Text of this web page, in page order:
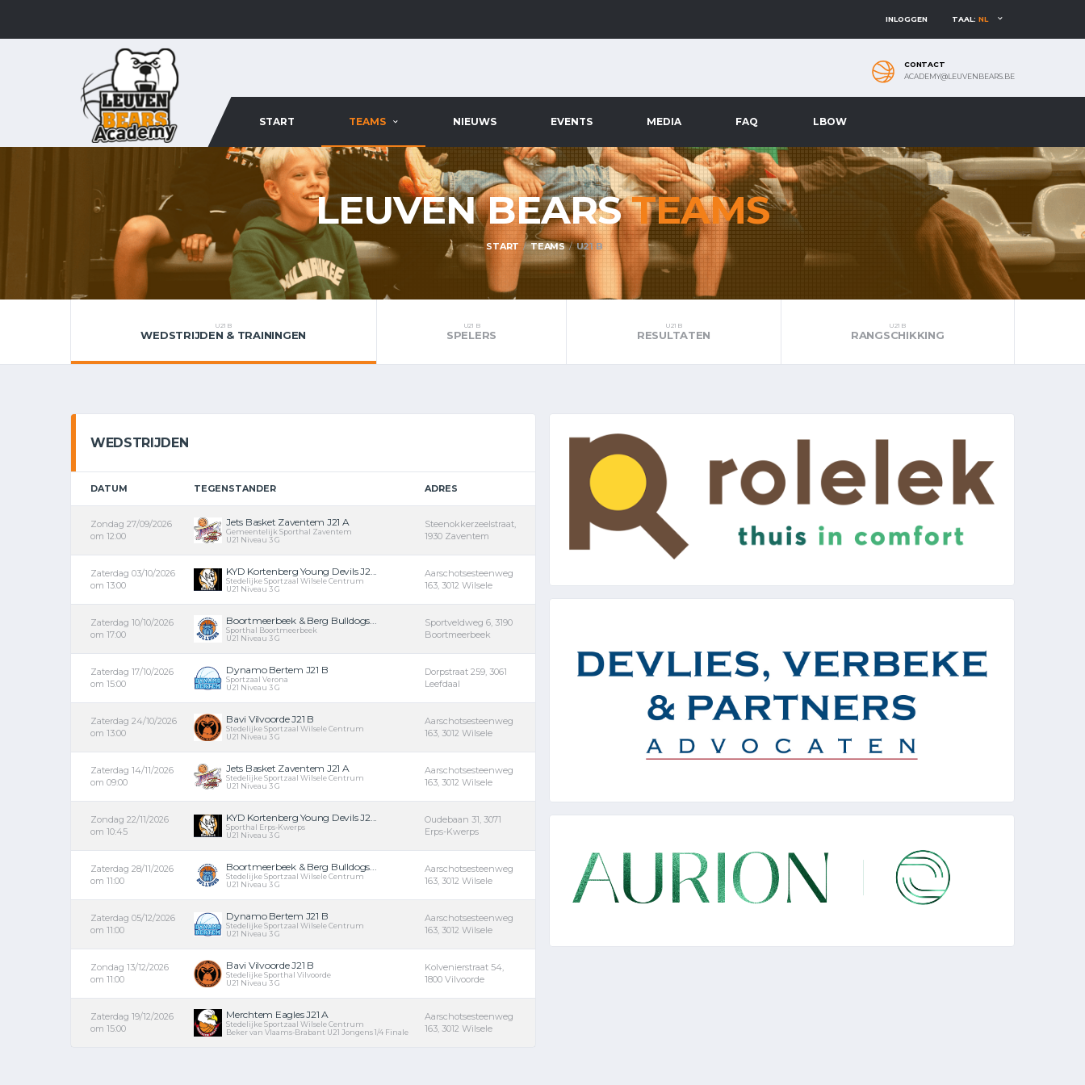
INLOGGEN TAAL: NL
CONTACT
ACADEMY@LEUVENBEARS.BE
START TEAMS NIEUWS EVENTS MEDIA FAQ LBOW
LEUVEN BEARSTEAMS
START TEAMS U21 B
U21 B
WEDSTRIJDEN & TRAININGEN
U21 B
SPELERS
U21 B
RESULTATEN
U21 B
RANGSCHIKKING
WEDSTRIJDEN
DATUM TEGENSTANDER ADRES
Zondag 27/09/2026
om 12:00
Jets Basket Zaventem J21 A
Gemeentelijk Sporthal Zaventem
U21 Niveau 3 G
Steenokkerzeelstraat,
1930 Zaventem
Zaterdag 03/10/2026
om 13:00
KYD Kortenberg Young Devils J2...
Stedelijke Sportzaal Wilsele Centrum
U21 Niveau 3 G
Aarschotsesteenweg
163, 3012 Wilsele
Zaterdag 10/10/2026
om 17:00
Boortmeerbeek & Berg Bulldogs...
Sporthal Boortmeerbeek
U21 Niveau 3 G
Sportveldweg 6, 3190
Boortmeerbeek
Zaterdag 17/10/2026
om 15:00
Dynamo Bertem J21 B
Sportzaal Verona
U21 Niveau 3 G
Dorpstraat 259, 3061
Leefdaal
Zaterdag 24/10/2026
om 13:00
Bavi Vilvoorde J21 B
Stedelijke Sportzaal Wilsele Centrum
U21 Niveau 3 G
Aarschotsesteenweg
163, 3012 Wilsele
Zaterdag 14/11/2026
om 09:00
Jets Basket Zaventem J21 A
Stedelijke Sportzaal Wilsele Centrum
U21 Niveau 3 G
Aarschotsesteenweg
163, 3012 Wilsele
Zondag 22/11/2026
om 10:45
KYD Kortenberg Young Devils J2...
Sporthal Erps-Kwerps
U21 Niveau 3 G
Oudebaan 31, 3071
Erps-Kwerps
Zaterdag 28/11/2026
om 11:00
Boortmeerbeek & Berg Bulldogs...
Stedelijke Sportzaal Wilsele Centrum
U21 Niveau 3 G
Aarschotsesteenweg
163, 3012 Wilsele
Zaterdag 05/12/2026
om 11:00
Dynamo Bertem J21 B
Stedelijke Sportzaal Wilsele Centrum
U21 Niveau 3 G
Aarschotsesteenweg
163, 3012 Wilsele
Zondag 13/12/2026
om 11:00
Bavi Vilvoorde J21 B
Stedelijke Sporthal Vilvoorde
U21 Niveau 3 G
Kolvenierstraat 54,
1800 Vilvoorde
Zaterdag 19/12/2026
om 15:00
Merchtem Eagles J21 A
Stedelijke Sportzaal Wilsele Centrum
Beker van Vlaams-Brabant U21 Jongens 1/4 Finale
Aarschotsesteenweg
163, 3012 Wilsele